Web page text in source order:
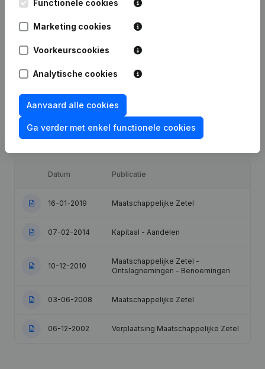
€386.102 €397.916
Personeel
Publicatiesvan G.E.S.
Datum Publicatie
16-01-2019 Maatschappelijke Zetel
07-02-2014 Kapitaal - Aandelen
10-12-2010
Maatschappelijke Zetel -
Ontslagnemingen - Benoemingen
03-06-2008 Maatschappelijke Zetel
06-12-2002 Verplaatsing Maatschappelijke Zetel
Functionele cookies
Marketing cookies
Voorkeurscookies
Analytische cookies
Aanvaard alle cookies
Ga verder met enkel functionele cookies